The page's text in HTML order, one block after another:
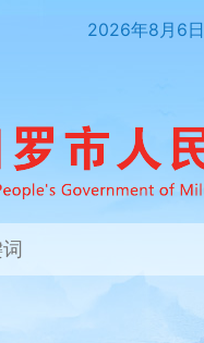
2026年8月6日